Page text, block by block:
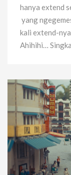
hanya extend
yang
kali extend-
Ahihihi…